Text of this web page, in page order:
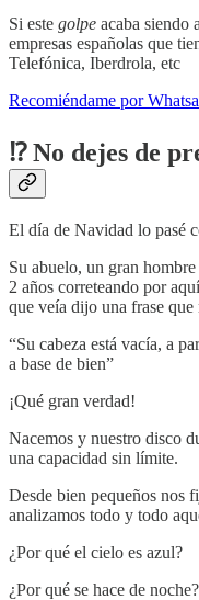
Si este golpe acaba siendo
empresas españolas que
Telefónica, Iberdrola, etc
Recomiéndame por
⁉️ No dejes de
El día de Navidad lo pasé
Su abuelo, un gran
2 años correteando por
que veía dijo una frase que
“Su cabeza está vacía, a
a base de bien”
¡Qué gran verdad!
Nacemos y nuestro disco
una capacidad sin límite.
Desde bien pequeños nos
analizamos todo y todo
¿Por qué el cielo es azul?
¿Por qué se hace de noche?